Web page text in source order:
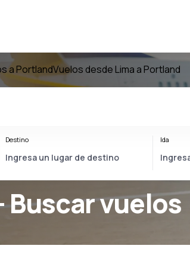
a PortlandVuelos desde Lima a Portland
vuelos
Destino Ida